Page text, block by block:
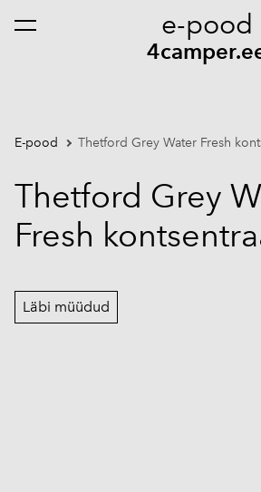
e-pood
lisati ostukorvi. Vaata ostukorvi
E-pood Thetford Grey Water Fresh
Thetford Grey
Fresh
Läbi müüdud